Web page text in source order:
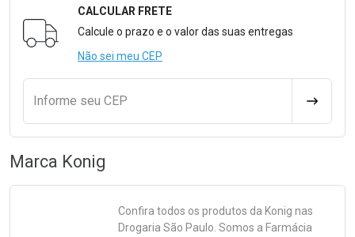
Formulário para Calcular o Frete
CALCULAR FRETE
Calcule o prazo e o valor das suas entregas
Não sei meu CEP
Informe seu CEP
Marca Konig
Confira todos os produtos da Konig nas
Drogaria São Paulo. Somos a Farmácia